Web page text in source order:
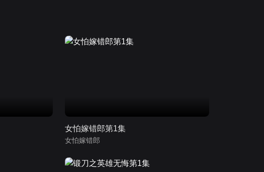
女怕嫁错郎第1集
女怕嫁错郎